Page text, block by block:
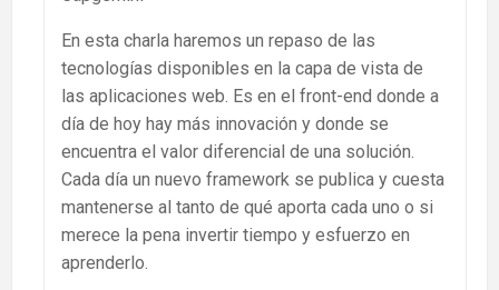
En esta charla haremos un repaso de las
tecnologías disponibles en la capa de vista de
las aplicaciones web. Es en el front-end donde a
día de hoy hay más innovación y donde se
encuentra el valor diferencial de una solución.
Cada día un nuevo framework se publica y cuesta
mantenerse al tanto de qué aporta cada uno o si
merece la pena invertir tiempo y esfuerzo en
aprenderlo.